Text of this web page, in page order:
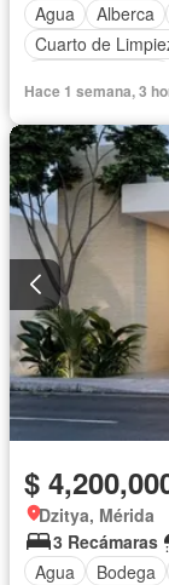
Agua
Alberca
Cuarto de
Hace 1 semana, 3
$
Dzitya, Mérida
3 Recámaras
Agua
Bodega